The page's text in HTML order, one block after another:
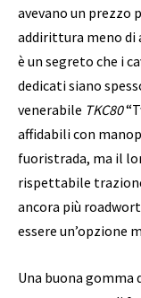
avevano un prezzo
addirittura meno di
è un segreto che i
dedicati siano
venerabile TKC80
affidabili con
fuoristrada, ma il
rispettabile
ancora più
essere un’opzione
Una buona gomma